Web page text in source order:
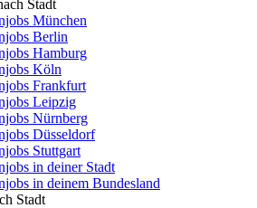
Stadt
München
Berlin
Hamburg
Köln
Frankfurt
Leipzig
Nürnberg
Düsseldorf
Stuttgart
in deiner Stadt
in deinem Bundesland
Stadt